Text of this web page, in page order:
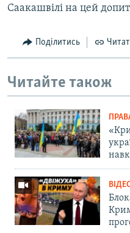
Саакашвілі на цей
Поділитись
Читайте також